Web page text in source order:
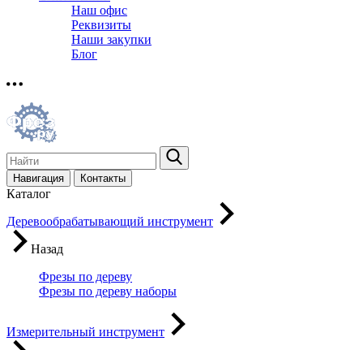
Наш офис
Реквизиты
Наши закупки
Блог
Навигация Контакты
Каталог
Деревообрабатывающий инструмент
Назад
Фрезы по дереву
Фрезы по дереву наборы
Измерительный инструмент